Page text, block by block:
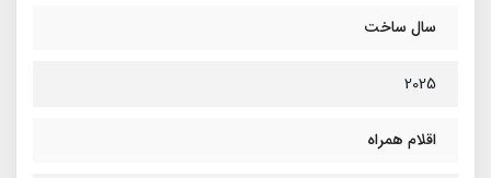
سال ساخت
2025
اقلام همراه